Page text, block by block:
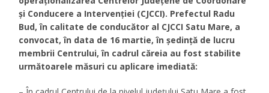
și Conducere a Intervenției (CJCCI). Prefectul Radu
Bud, în calitate de conducător al CJCCI Satu Mare, a
convocat, în data de 16 martie, în ședință de lucru
membrii Centrului, în cadrul căreia au fost stabilite
următoarele măsuri cu aplicare imediată: